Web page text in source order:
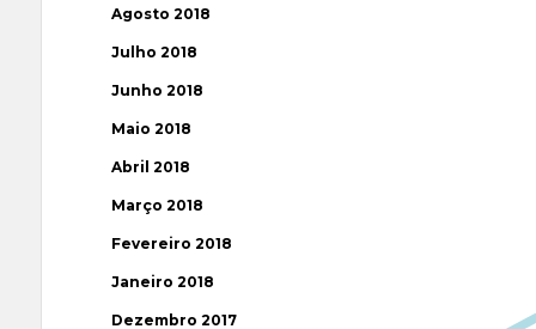
Agosto 2018
Julho 2018
Junho 2018
Maio 2018
Abril 2018
Março 2018
Fevereiro 2018
Janeiro 2018
Dezembro 2017